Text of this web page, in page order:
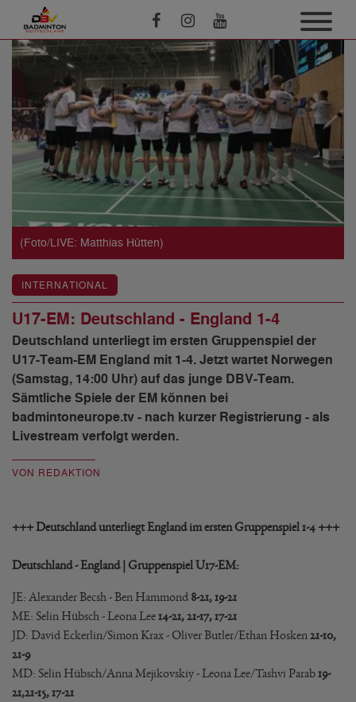
(Foto/LIVE: Matthias Hütten)
INTERNATIONAL
U17-EM: Deutschland - England 1-4
Deutschland unterliegt im ersten Gruppenspiel der
U17-Team-EM England mit 1-4. Jetzt wartet Norwegen
(Samstag, 14:00 Uhr) auf das junge DBV-Team.
Sämtliche Spiele der EM können bei
badmintoneurope.tv - nach kurzer Registrierung - als
Livestream verfolgt werden.
VON REDAKTION
+++ Deutschland unterliegt England im ersten Gruppenspiel 1-4 +++
Deutschland - England | Gruppenspiel U17-EM:
JE: Alexander Becsh - Ben Hammond 8-21, 19-21
ME: Selin Hübsch - Leona Lee14-21,21-17,17-21
JD: David Eckerlin/Simon Krax - Oliver Butler/Ethan Hosken 21-10,
21-9
MD: Selin Hübsch/Anna Mejikovskiy - Leona Lee/Tashvi Parab19-
21,21-15, 17-21